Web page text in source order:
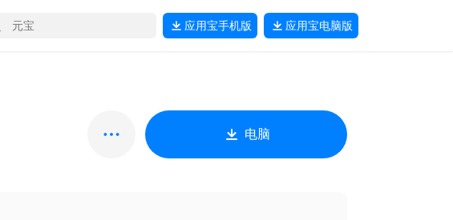
应用宝手机版 应用宝电脑版
电脑